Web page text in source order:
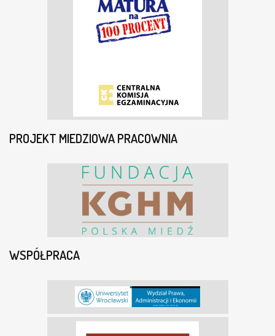
PROJEKT MIEDZIOWA PRACOWNIA
WSPÓŁPRACA